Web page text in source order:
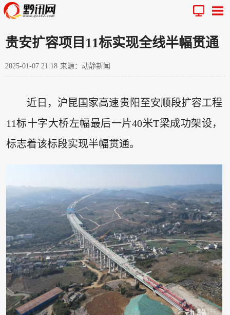
贵安扩容项目11标实现全线半幅贯通
2025-01-07 21:18 来源：动静新闻
近日，沪昆国家高速贵阳至安顺段扩容工程
11标十字大桥左幅最后一片40米T梁成功架设，
标志着该标段实现半幅贯通。